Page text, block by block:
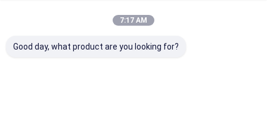
7:17 AM
Good day, what product are you looking for?